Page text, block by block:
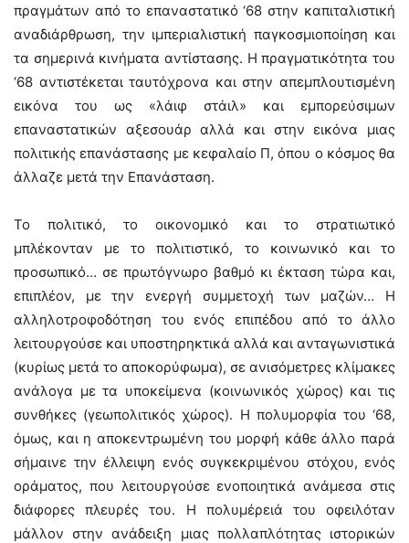
πραγμάτων από το επαναστατικό ‘68 στην καπιταλιστική
αναδιάρθρωση, την ιμπεριαλιστική παγκοσμιοποίηση και
τα σημερινά κινήματα αντίστασης. Η πραγματικότητα του
‘68 αντιστέκεται ταυτόχρονα και στην απεμπλουτισμένη
εικόνα του ως «λάιφ στάιλ» και εμπορεύσιμων
επαναστατικών αξεσουάρ αλλά και στην εικόνα μιας
πολιτικής επανάστασης με κεφαλαίο Π, όπου ο κόσμος θα
άλλαζε μετά την Επανάσταση.
Το πολιτικό, το οικονομικό και το στρατιωτικό
μπλέκονταν με το πολιτιστικό, το κοινωνικό και το
προσωπικό… σε πρωτόγνωρο βαθμό κι έκταση τώρα και,
επιπλέον, με την ενεργή συμμετοχή των μαζών… Η
αλληλοτροφοδότηση του ενός επιπέδου από το άλλο
λειτουργούσε και υποστηρηκτικά αλλά και ανταγωνιστικά
(κυρίως μετά το αποκορύφωμα), σε ανισόμετρες κλίμακες
ανάλογα με τα υποκείμενα (κοινωνικός χώρος) και τις
συνθήκες (γεωπολιτικός χώρος). Η πολυμορφία του ‘68,
όμως, και η αποκεντρωμένη του μορφή κάθε άλλο παρά
σήμαινε την έλλειψη ενός συγκεκριμένου στόχου, ενός
οράματος, που λειτουργούσε ενοποιητικά ανάμεσα στις
διάφορες πλευρές του. Η πολυμέρειά του οφειλόταν
μάλλον στην ανάδειξη μιας πολλαπλότητας ιστορικών